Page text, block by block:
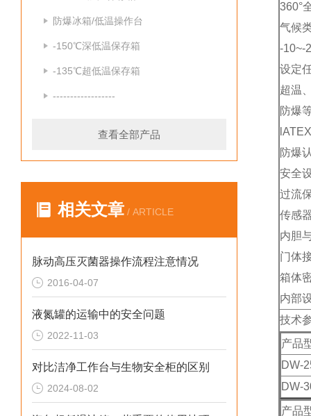
防爆冰箱/低温操作台
-150℃深低温保存箱
-135℃超低温保存箱
------------------
查看全部产品
相关文章 / ARTICLE
脉动高压灭菌器操作流程注意情况
2016-04-07
液氮罐的运输中的安全问题
2022-11-03
对比洁净工作台与生物安全柜的区别
2024-08-02
360°
气候
-10~-
设定
超温
防爆
防爆
安全
过流
传感
内胆
门体
箱体
内部
技术
产品
DW-
DW-
产品